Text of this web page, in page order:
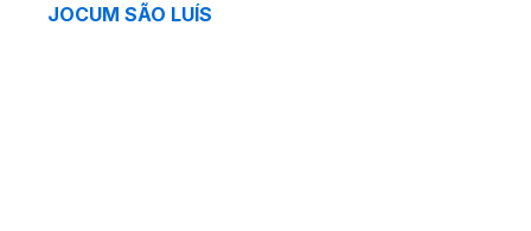
JOCUM SÃO LUÍS